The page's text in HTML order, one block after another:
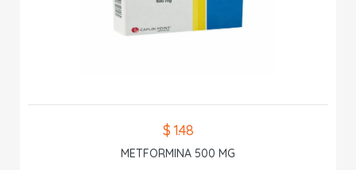
$ 1.48
METFORMINA 500 MG